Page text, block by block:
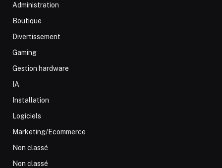
Administration
Boutique
Divertissement
Gaming
Gestion hardware
IA
Installation
Logiciels
Marketing/Ecommerce
Non classé
Non classé